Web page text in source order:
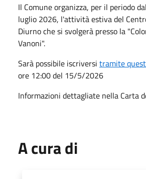
Il Comune organizza, per il periodo
luglio 2026, l'attività estiva del
Diurno che si svolgerà presso la
Vanoni".
Sarà possibile iscriversi tramite
ore 12:00 del 15/5/2026
Informazioni dettagliate nella Carta
A cura di